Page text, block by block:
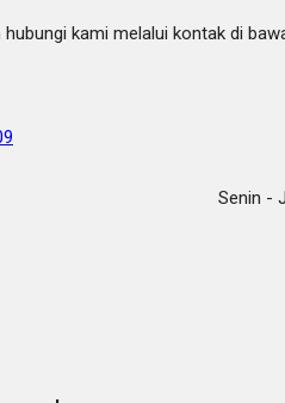
kami melalui kontak di
Senin -